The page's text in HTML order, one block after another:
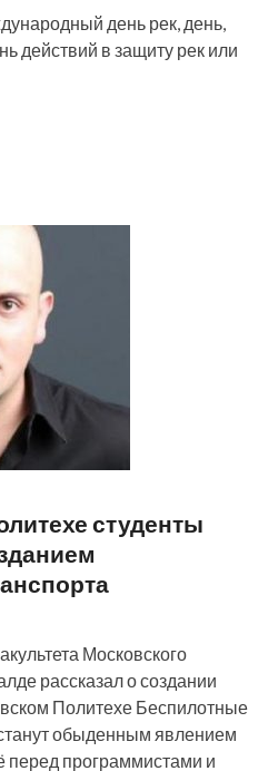
день рек, день,
действий в защиту рек или
студенты
Московского
рассказал о создании
Политехе Беспилотные
обыденным явлением
перед программистами и